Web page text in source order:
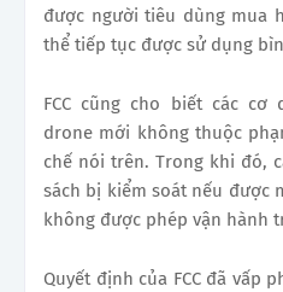
được người tiêu dùng mua
thể tiếp tục được sử dụng
FCC cũng cho biết các
drone mới không thuộc
chế nói trên. Trong khi đó,
sách bị kiểm soát nếu được
không được phép vận hành
Quyết định của FCC đã vấp